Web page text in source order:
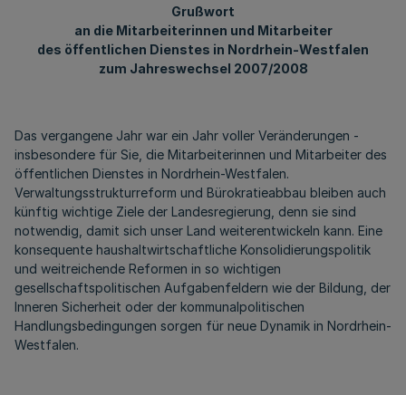
Grußwort
an die Mitarbeiterinnen und Mitarbeiter
des öffentlichen Dienstes in Nordrhein-Westfalen
zum Jahreswechsel 2007/2008
Das vergangene Jahr war ein Jahr voller Veränderungen -
insbesondere für Sie, die Mitarbeiterinnen und Mitarbeiter des
öffentlichen Dienstes in Nordrhein-Westfalen.
Verwaltungsstrukturreform und Bürokratieabbau bleiben auch
künftig wichtige Ziele der Landesregierung, denn sie sind
notwendig, damit sich unser Land weiterentwickeln kann. Eine
konsequente haushaltwirtschaftliche Konsolidierungspolitik
und weitreichende Reformen in so wichtigen
gesellschaftspolitischen Aufgabenfeldern wie der Bildung, der
Inneren Sicherheit oder der kommunalpolitischen
Handlungsbedingungen sorgen für neue Dynamik in Nordrhein-
Westfalen.